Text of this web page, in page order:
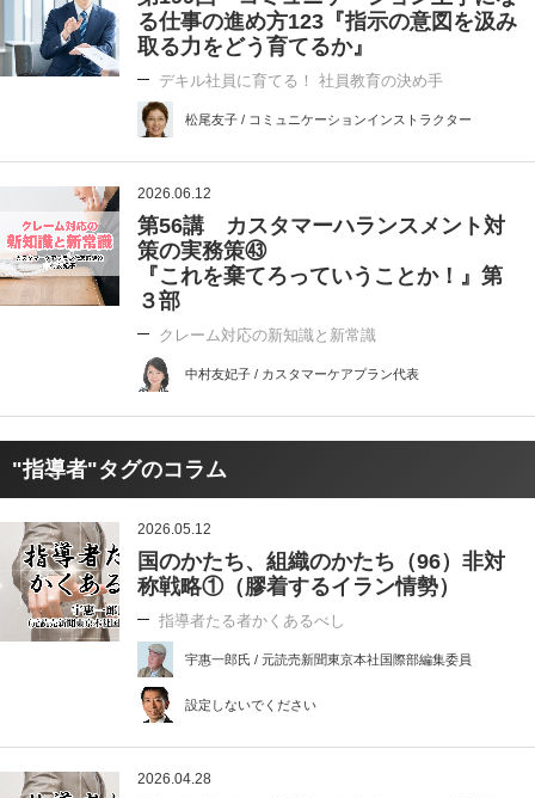
る仕事の進め方123『指示の意図を汲み
取る力をどう育てるか』
デキル社員に育てる！ 社員教育の決め手
松尾友子 / コミュニケーションインストラクター
2026.06.12
第56講 カスタマーハランスメント対
策の実務策㊸
『これを棄てろっていうことか！』第
３部
クレーム対応の新知識と新常識
中村友妃子 / カスタマーケアプラン代表
"指導者"タグのコラム
2026.05.12
国のかたち、組織のかたち（96）非対
称戦略①（膠着するイラン情勢）
指導者たる者かくあるべし
宇惠一郎氏 / 元読売新聞東京本社国際部編集委員
設定しないでください
2026.04.28